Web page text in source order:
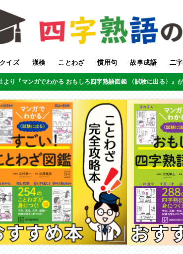
イズ 漢検 ことわざ 慣用句 故事成語 二
より『マンガでわかる おもしろ四字熟語図鑑 〈試験に出る〉』